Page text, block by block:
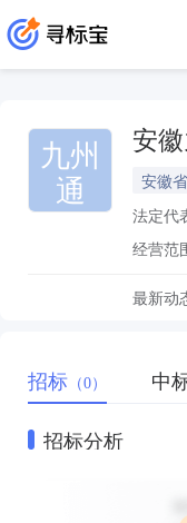
九州
通
安
安徽
法定代
经营范
最新动
招标 （0） 中
招标分析